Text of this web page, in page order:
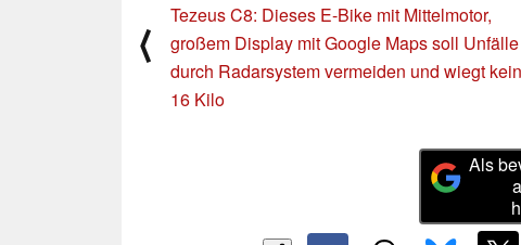
⟨
Tezeus C8: Dieses E-Bike mit Mittelmotor,
großem Display mit Google Maps soll Unfälle
durch Radarsystem vermeiden und wiegt
16 Kilo
Als